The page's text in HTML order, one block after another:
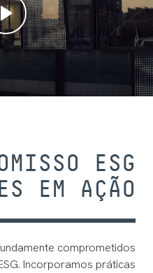
ESG
EM AÇÃO
comprometidos
Incorporamos práticas